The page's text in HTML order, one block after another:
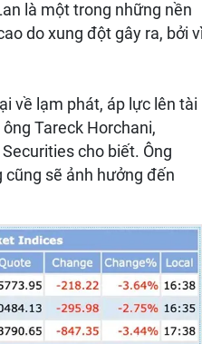
là một trong những nền
do xung đột gây ra, bởi vì
về lạm phát, áp lực lên tài
Tareck Horchani,
cho biết. Ông
sẽ ảnh hưởng đến